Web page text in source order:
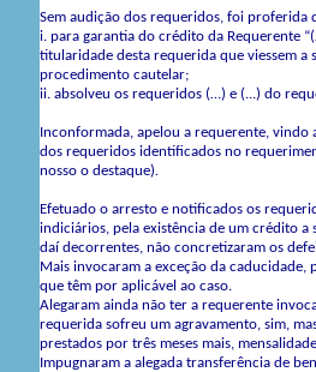
Sem audição dos requeridos, foi proferida
i. para garantia do crédito da Requerente
titularidade desta requerida que viessem
procedimento cautelar;
ii. absolveu os requeridos (…) e (...) do
Inconformada, apelou a requerente,
dos requeridos identificados no
nosso o destaque).
Efetuado o arresto e notificados os
indiciários, pela existência de um crédito
daí decorrentes, não concretizaram os
Mais invocaram a exceção da
que têm por aplicável ao caso.
Alegaram ainda não ter a requerente
requerida sofreu um agravamento, sim,
prestados por três meses mais,
Impugnaram a alegada transferência de